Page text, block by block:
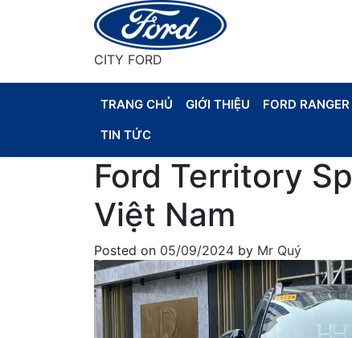
CITY FORD
TRANG CHỦ GIỚI THIỆU FORD RANGER
TIN TỨC
Ford Territory
Việt Nam
Posted on 05/09/2024 by Mr Quý